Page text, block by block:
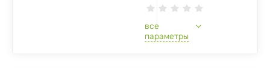
все
параметры